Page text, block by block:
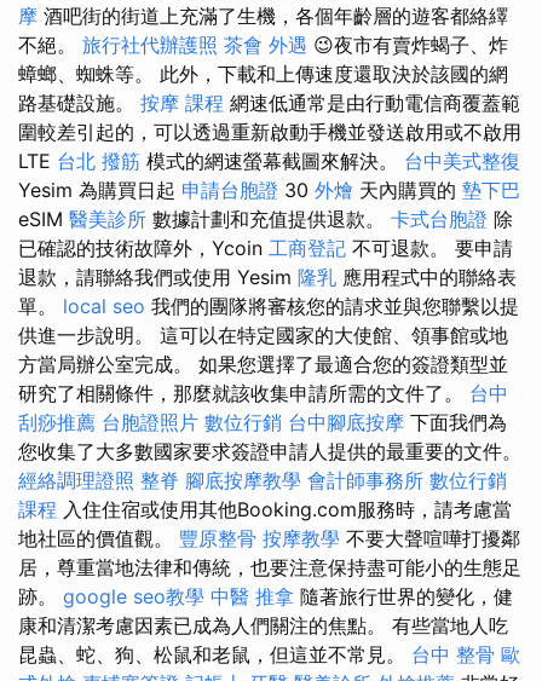
摩 酒吧街的街道上充滿了生機，各個年齡層的遊客都絡繹
不絕。 旅行社代辦護照 茶會 外遇 😉夜市有賣炸蝎子、炸
蟑螂、蜘蛛等。 此外，下載和上傳速度還取決於該國的網
路基礎設施。 按摩 課程 網速低通常是由行動電信商覆蓋範
圍較差引起的，可以透過重新啟動手機並發送啟用或不啟用
LTE 台北 撥筋 模式的網速螢幕截圖來解決。 台中美式整復
Yesim 為購買日起 申請台胞證 30 外燴 天內購買的 墊下巴
eSIM 醫美診所 數據計劃和充值提供退款。 卡式台胞證 除
已確認的技術故障外，Ycoin 工商登記 不可退款。 要申請
退款，請聯絡我們或使用 Yesim 隆乳 應用程式中的聯絡表
單。 local seo 我們的團隊將審核您的請求並與您聯繫以提
供進一步說明。 這可以在特定國家的大使館、領事館或地
方當局辦公室完成。 如果您選擇了最適合您的簽證類型並
研究了相關條件，那麼就該收集申請所需的文件了。 台中
刮痧推薦 台胞證照片 數位行銷 台中腳底按摩 下面我們為
您收集了大多數國家要求簽證申請人提供的最重要的文件。
經絡調理證照 整脊 腳底按摩教學 會計師事務所 數位行銷
課程 入住住宿或使用其他Booking.com服務時，請考慮當
地社區的價值觀。 豐原整骨 按摩教學 不要大聲喧嘩打擾鄰
居，尊重當地法律和傳統，也要注意保持盡可能小的生態足
跡。 google seo教學 中醫 推拿 隨著旅行世界的變化，健
康和清潔考慮因素已成為人們關注的焦點。 有些當地人吃
昆蟲、蛇、狗、松鼠和老鼠，但這並不常見。 台中 整骨 歐